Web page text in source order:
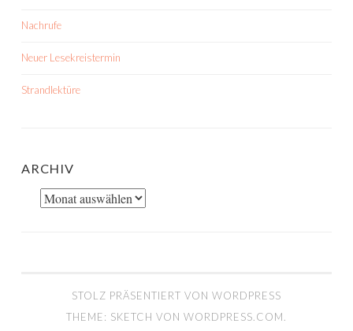
Nachrufe
Neuer Lesekreistermin
Strandlektüre
ARCHIV
Archiv
STOLZ PRÄSENTIERT VON WORDPRESS
THEME: SKETCH VON WORDPRESS.COM